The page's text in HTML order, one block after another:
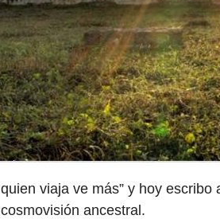
viaja ve más” y hoy
ancestral.